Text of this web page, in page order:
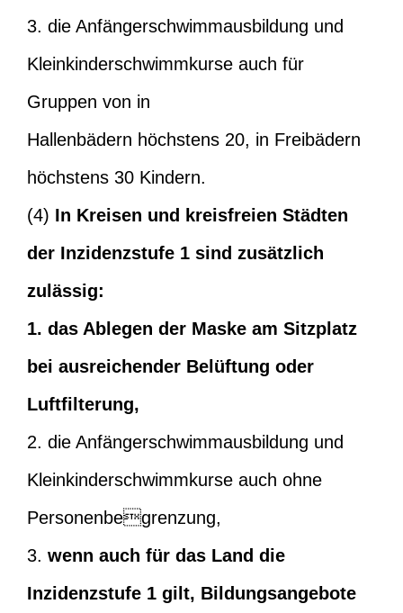
3. die Anfängerschwimmausbildung und
Kleinkinderschwimmkurse auch für
Gruppen von in
Hallenbädern höchstens 20, in Freibädern
höchstens 30 Kindern.
(4) In Kreisen und kreisfreien Städten
der Inzidenzstufe 1 sind zusätzlich
zulässig:
1. das Ablegen der Maske am Sitzplatz
bei ausreichender Belüftung oder
Luftfilterung,
2. die Anfängerschwimmausbildung und
Kleinkinderschwimmkurse auch ohne
Personenbegrenzung,
3. wenn auch für das Land die
Inzidenzstufe 1 gilt, Bildungsangebote